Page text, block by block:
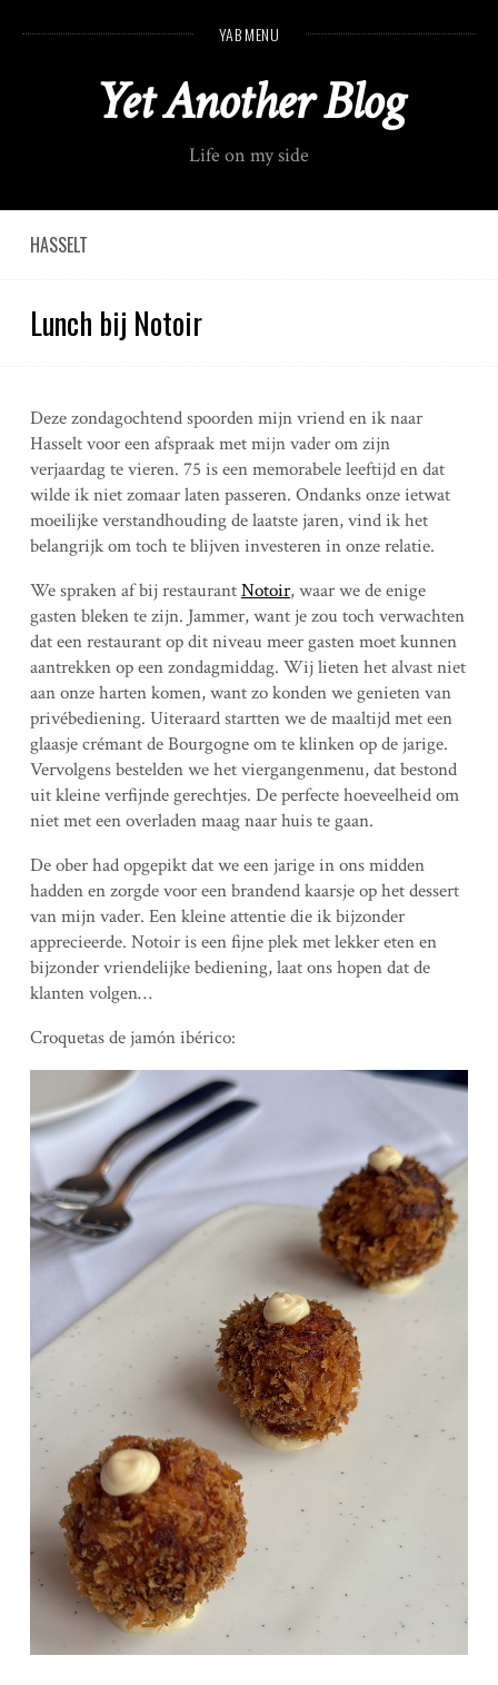
n
YAB MENU
Yet Another Blog
Life on my side
HASSELT
Lunch bij Notoir
Deze zondagochtend spoorden mijn vriend en ik naar
Hasselt voor een afspraak met mijn vader om zijn
verjaardag te vieren. 75 is een memorabele leeftijd en dat
wilde ik niet zomaar laten passeren. Ondanks onze ietwat
moeilijke verstandhouding de laatste jaren, vind ik het
belangrijk om toch te blijven investeren in onze relatie.
We spraken af bij restaurantNotoir, waar we de enige
gasten bleken te zijn. Jammer, want je zou toch verwachten
dat een restaurant op dit niveau meer gasten moet kunnen
aantrekken op een zondagmiddag. Wij lieten het alvast niet
aan onze harten komen, want zo konden we genieten van
privébediening. Uiteraard startten we de maaltijd met een
glaasje crémant de Bourgogne om te klinken op de jarige.
Vervolgens bestelden we het viergangenmenu, dat bestond
uit kleine verfijnde gerechtjes. De perfecte hoeveelheid om
niet met een overladen maag naar huis te gaan.
De ober had opgepikt dat we een jarige in ons midden
hadden en zorgde voor een brandend kaarsje op het dessert
van mijn vader. Een kleine attentie die ik bijzonder
apprecieerde. Notoir is een fijne plek met lekker eten en
bijzonder vriendelijke bediening, laat ons hopen dat de
klanten volgen…
Croquetas de jamón ibérico: